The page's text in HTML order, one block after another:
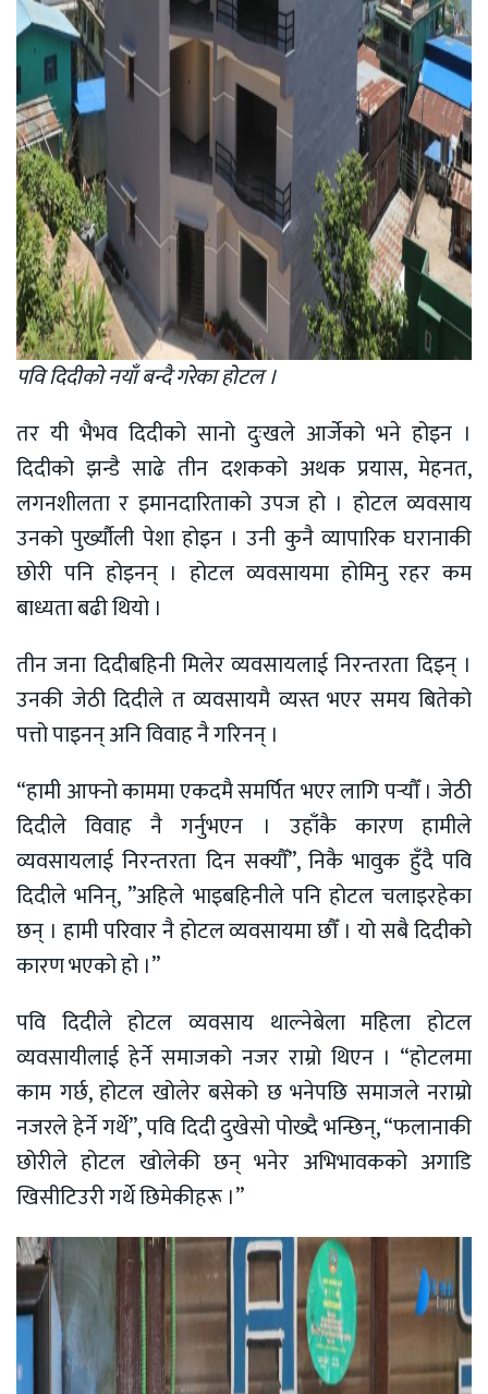
पवि दिदीकाे नयाँ बन्दै गरेका हाेटल ।
तर यी भैभव दिदीको सानो दुःखले आर्जेको भने होइन ।
दिदीको झन्डै साढे तीन दशकको अथक प्रयास, मेहनत,
लगनशीलता र इमानदारिताको उपज हो । होटल व्यवसाय
उनको पुर्ख्यौली पेशा होइन । उनी कुनै व्यापारिक घरानाकी
छोरी पनि होइनन् । होटल व्यवसायमा होमिनु रहर कम
बाध्यता बढी थियो ।
तीन जना दिदीबहिनी मिलेर व्यवसायलाई निरन्तरता दिइन् ।
उनकी जेठी दिदीले त व्यवसायमै व्यस्त भएर समय बितेको
पत्तो पाइनन् अनि विवाह नै गरिनन् ।
“हामी आफ्नो काममा एकदमै समर्पित भएर लागि पर्‍यौँ । जेठी
दिदीले विवाह नै गर्नुभएन । उहाँकै कारण हामीले
व्यवसायलाई निरन्तरता दिन सक्यौँ”, निकै भावुक हुँदै पवि
दिदीले भनिन्, ”अहिले भाइबहिनीले पनि होटल चलाइरहेका
छन् । हामी परिवार नै होटल व्यवसायमा छौँ । यो सबै दिदीको
कारण भएको हो ।”
पवि दिदीले होटल व्यवसाय थाल्नेबेला महिला होटल
व्यवसायीलाई हेर्ने समाजको नजर राम्रो थिएन । “होटलमा
काम गर्छ, होटल खोलेर बसेको छ भनेपछि समाजले नराम्रो
नजरले हेर्ने गर्थे”, पवि दिदी दुखेसो पोख्दै भन्छिन्, “फलानाकी
छोरीले होटल खोलेकी छन् भनेर अभिभावकको अगाडि
खिसीटिउरी गर्थे छिमेकीहरू ।”